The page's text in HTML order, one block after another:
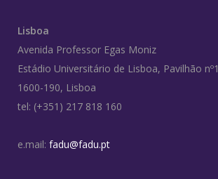
Lisboa
Avenida Professor Egas Moniz
Estádio Universitário de Lisboa, Pavilhão nº1
1600-190, Lisboa
tel: (+351) 217 818 160
e.mail: fadu@fadu.pt